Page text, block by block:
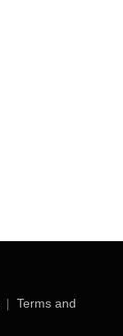
| Terms and